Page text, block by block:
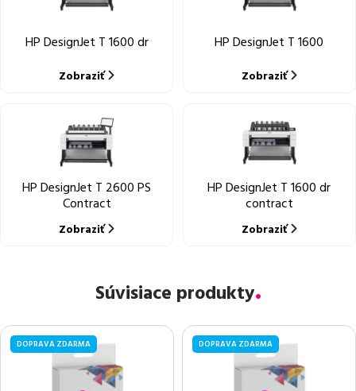
HP DesignJet T 1600 dr
Zobraziť
HP DesignJet T 1600
Zobraziť
HP DesignJet T 2600 PS
Contract
Zobraziť
HP DesignJet T 1600 dr
contract
Zobraziť
Súvisiace produkty
DOPRAVA ZDARMA DOPRAVA ZDARMA